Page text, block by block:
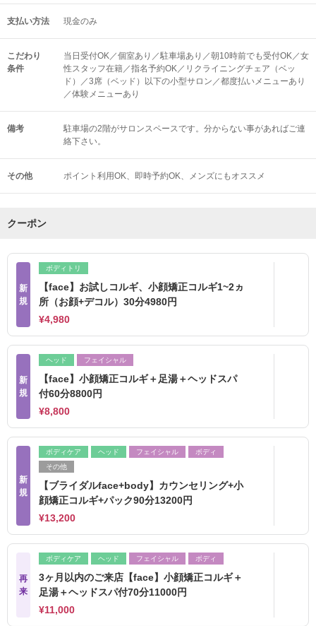
支払い方法 現金のみ
こだわり
条件
当日受付OK／個室あり／駐車場あり／朝10時前でも受付OK／女
性スタッフ在籍／指名予約OK／リクライニングチェア（ベッ
ド）／3席（ベッド）以下の小型サロン／都度払いメニューあり
／体験メニューあり
備考
駐車場の2階がサロンスペースです。分からない事があればご連
絡下さい。
その他 ポイント利用OK 即時予約OK メンズにもオススメ
クーポン
新
規
ボディトリ
【face】お試しコルギ、小顔矯正コルギ1~2ヵ
所（お顔+デコル）30分4980円
¥4,980
新
規
ヘッド フェイシャル
【face】小顔矯正コルギ＋足湯＋ヘッドスパ
付60分8800円
¥8,800
新
規
ボディケア ヘッド フェイシャル
ボディ
その他
【ブライダルface+body】カウンセリング+小
顔矯正コルギ+パック90分13200円
¥13,200
再
来
ボディケア ヘッド フェイシャル ボディ
3ヶ月以内のご来店【face】小顔矯正コルギ＋
足湯＋ヘッドスパ付70分11000円
¥11,000